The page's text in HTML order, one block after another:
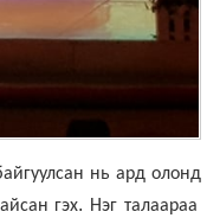
нь ард олонд
гэх. Нэг талаараа